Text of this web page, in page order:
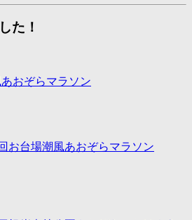
た！
おぞらマラソン
お台場潮風あおぞらマラソン